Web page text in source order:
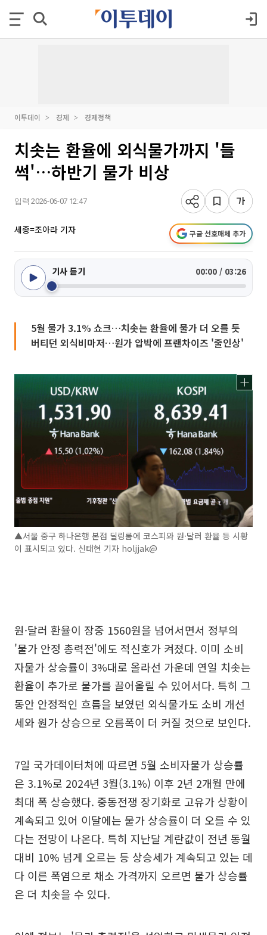
이투데이 경제 경제정책
치솟는 환율에 외식물가까지 '들
썩'…하반기 물가 비상
입력 2026-06-07 12:47
세종=조아라 기자 구글 선호매체 추가
기사 듣기 00:00 / 03:26
5월 물가 3.1% 쇼크…치솟는 환율에 물가 더 오를 듯
버티던 외식비마저…원가 압박에 프랜차이즈 '줄인상'
▲서울 중구 하나은행 본점 딜링룸에 코스피와 원·달러 환율 등 시황
이 표시되고 있다. 신태현 기자 holjjak@
원·달러 환율이 장중 1560원을 넘어서면서 정부의
'물가 안정 총력전'에도 적신호가 켜졌다. 이미 소비
자물가 상승률이 3%대로 올라선 가운데 연일 치솟는
환율이 추가로 물가를 끌어올릴 수 있어서다. 특히 그
동안 안정적인 흐름을 보였던 외식물가도 소비 개선
세와 원가 상승으로 오름폭이 더 커질 것으로 보인다.
7일 국가데이터처에 따르면 5월 소비자물가 상승률
은 3.1%로 2024년 3월(3.1%) 이후 2년 2개월 만에
최대 폭 상승했다. 중동전쟁 장기화로 고유가 상황이
계속되고 있어 이달에는 물가 상승률이 더 오를 수 있
다는 전망이 나온다. 특히 지난달 계란값이 전년 동월
대비 10% 넘게 오르는 등 상승세가 계속되고 있는 데
다 이른 폭염으로 채소 가격까지 오르면 물가 상승률
은 더 치솟을 수 있다.